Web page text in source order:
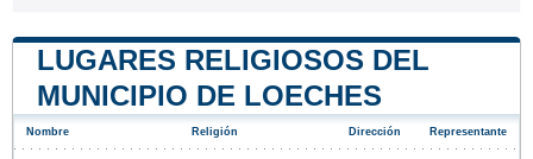
LUGARES RELIGIOSOS DEL
MUNICIPIO DE LOECHES
Nombre Religión Dirección Representante